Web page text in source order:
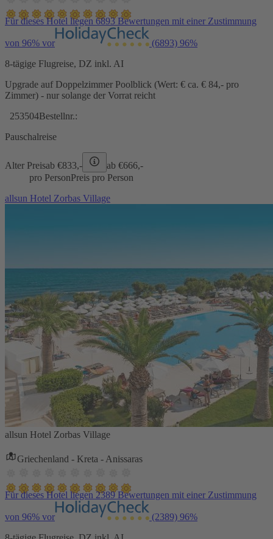
Für dieses Hotel liegen 6893 Bewertungen mit einer Zustimmung
von 96% vor (6893) 96%
8-tägige Flugreise, DZ inkl. AI
Upgrade auf Doppelzimmer Poolblick (Wert: € ca. € 84,- pro
Zimmer) - nur solange der Vorrat reicht
253504Bestellnr.:
Pauschalreise
Alter Preisab €833,- ab €666,-
pro PersonPreis pro Person
allsun Hotel Zorbas Village
allsun Hotel Zorbas Village
Griechenland - Kreta - Anissaras
Für dieses Hotel liegen 2389 Bewertungen mit einer Zustimmung
von 96% vor (2389) 96%